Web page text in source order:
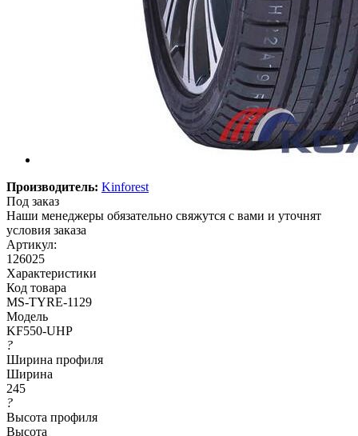
Производитель: Kinforest
Под заказ
Наши менеджеры обязательно свяжутся с вами и уточнят
условия заказа
Артикул:
126025
Характеристики
Код товара
MS-TYRE-1129
Модель
KF550-UHP
?
Ширина профиля
Ширина
245
?
Высота профиля
Высота